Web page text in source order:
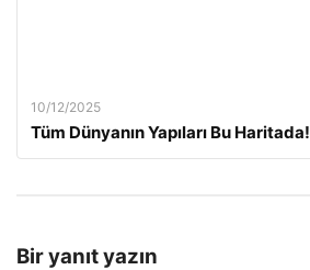
10/12/2025
Tüm Dünyanın Yapıları Bu Haritada!
Bir yanıt yazın